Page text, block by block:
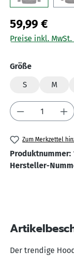
59,99 €
Preise inkl.
Größeauswählen
S
M
Produkt
Zum Merkzettel
Produktnummer:
Hersteller-
Der trendige